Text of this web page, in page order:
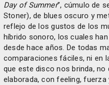
Day of Summer”, cúmulo de
Stoner), de blues oscuro y
reflejo de los gustos de los
híbrido sonoro, los cuales
desde hace años. De todas
comparaciones fáciles, ni en
que este disco nos brinda, no
elaborada, con feeling,